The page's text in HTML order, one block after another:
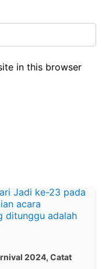
in this browser
2024, Catat